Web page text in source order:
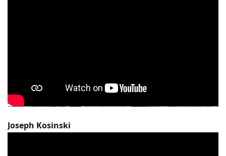
Joseph Kosinski